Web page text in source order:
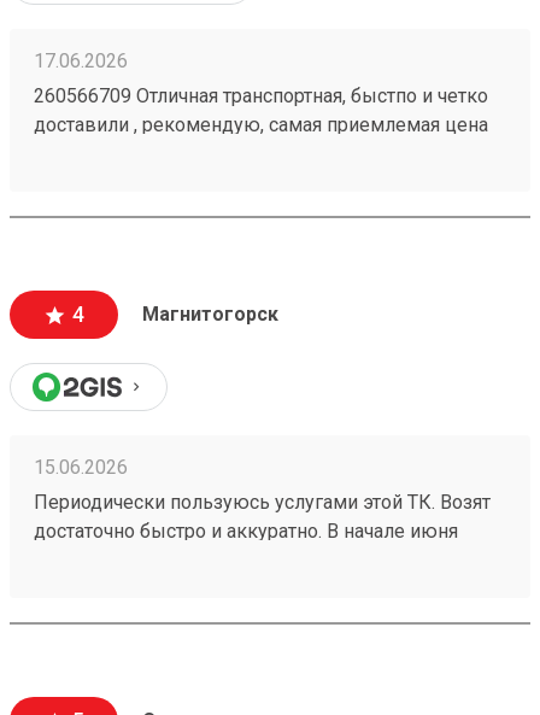
17.06.2026
260566709 Отличная транспортная, быстпо и четко
доставили , рекомендую, самая приемлемая цена
4 Магнитогорск
15.06.2026
Периодически пользуюсь услугами этой ТК. Возят
достаточно быстро и аккуратно. В начале июня
отправитель маркером указал это. Коробка пришла
воскресенье выходной , а в будни дни до 18:00.